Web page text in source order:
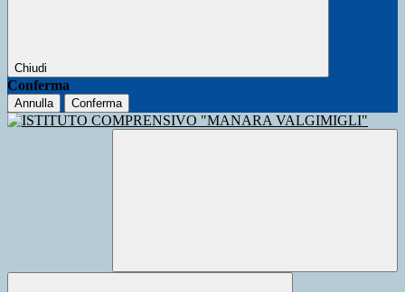
Chiudi
Conferma
Annulla Conferma